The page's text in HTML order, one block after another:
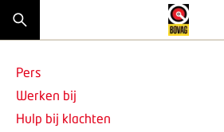
Pers
Werken bij
Hulp bij klachten